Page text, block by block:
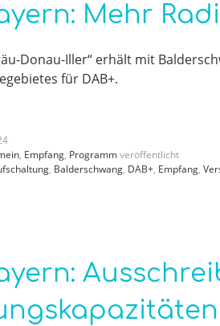
Mehr
Donau-Iller“ erhält mit
für DAB+.
, Empfang, Programmveröffentlicht
, Balderschwang, DAB+, Empfang,